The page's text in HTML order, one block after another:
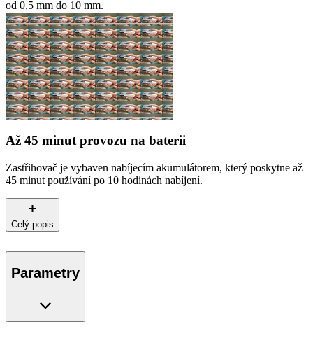
od 0,5 mm do 10 mm.
Až 45 minut provozu na baterii
Zastřihovač je vybaven nabíjecím akumulátorem, který poskytne až
45 minut používání po 10 hodinách nabíjení.
Celý popis
Parametry